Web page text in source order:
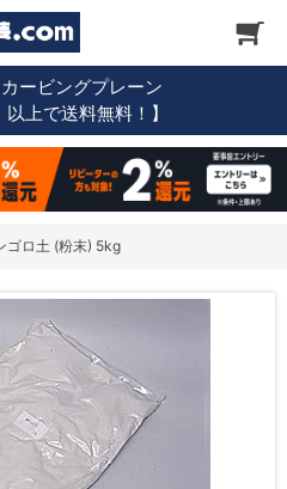
ービングプレーン
以上で送料無料！】
ゴロ土 (粉末) 5kg